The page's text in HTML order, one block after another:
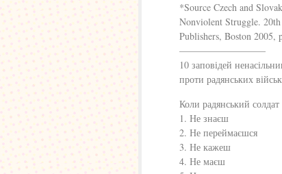
*Source Czech and
Nonviolent Struggle.
Publishers, Boston 2005,
—————————
10 заповідей
проти радянських
Коли радянський
1. Не знаєш
2. Не переймаєшся
3. Не кажеш
4. Не маєш